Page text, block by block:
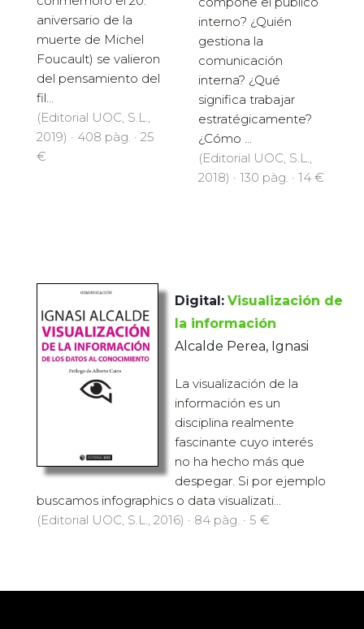
aniversario de la
muerte de Michel
Foucault) se valieron
del pensamiento del
fil...
(Editorial UOC, S.L.,
2019) · 408 pàg. · 25
€
interno? ¿Quién
gestiona la
comunicación
interna? ¿Qué
significa trabajar
estratégicamente?
¿Cómo ...
(Editorial UOC, S.L.,
2018) · 130 pàg. · 14 €
Digital: Visualización de
la información
Alcalde Perea, Ignasi
La visualización de la
información es un
disciplina realmente
fascinante cuyo interés
no ha hecho más que
despegar. Si por ejemplo
buscamos infographics o data visualizati...
(Editorial UOC, S.L., 2016) · 84 pàg. · 5 €